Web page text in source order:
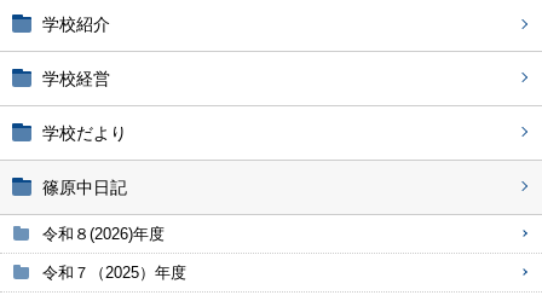
学校紹介
学校経営
学校だより
篠原中日記
令和８(2026)年度
令和７（2025）年度